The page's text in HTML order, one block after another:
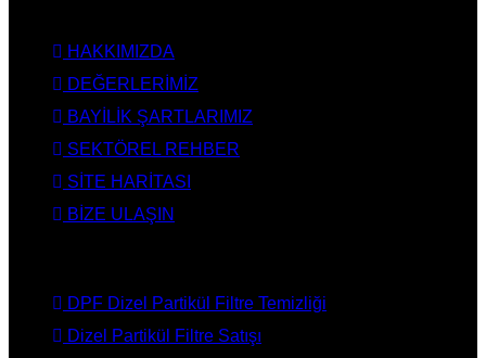
HAKKIMIZDA
DEĞERLERİMİZ
BAYİLİK ŞARTLARIMIZ
SEKTÖREL REHBER
SİTE HARİTASI
BİZE ULAŞIN
DPF Dizel Partikül Filtre Temizliği
Dizel Partikül Filtre Satışı